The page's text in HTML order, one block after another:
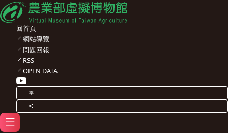
回首頁
網站導覽
問題回報
RSS
OPEN DATA
字